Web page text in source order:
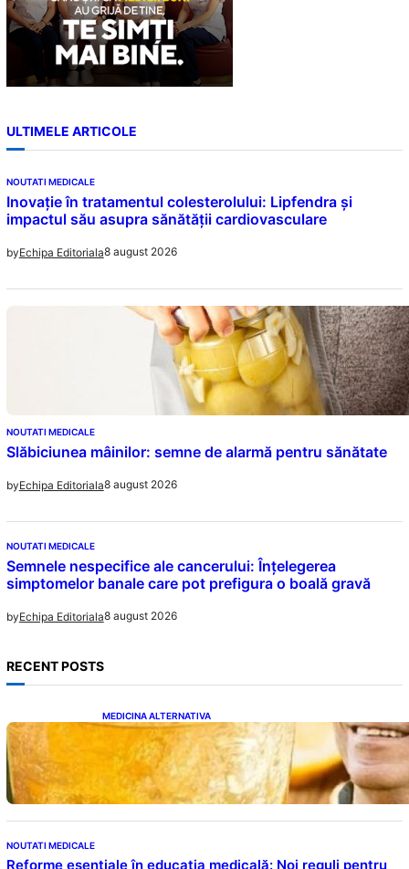
ULTIMELE ARTICOLE
NOUTATI MEDICALE
Inovație în tratamentul colesterolului: Lipfendra și
impactul său asupra sănătății cardiovasculare
byEchipa Editoriala8 august 2026
NOUTATI MEDICALE
Slăbiciunea mâinilor: semne de alarmă pentru sănătate
byEchipa Editoriala8 august 2026
NOUTATI MEDICALE
Semnele nespecifice ale cancerului: Înțelegerea
simptomelor banale care pot prefigura o boală gravă
byEchipa Editoriala8 august 2026
RECENT POSTS
MEDICINA ALTERNATIVA
Cele cinci băuturi esențiale pentru
menținerea glicemiei sub control pe timpul
nopții: Ghidul specialistului
NOUTATI MEDICALE
Reforme esențiale în educația medicală: Noi reguli pentru